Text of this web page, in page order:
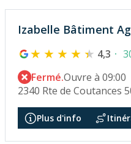
Izabelle Bâtiment
4,3
Fermé.Ouvre à 09:00
2340 Rte de Coutances
Plus d'info